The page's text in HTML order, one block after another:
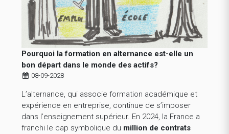
Pourquoi la formation en alternance est-elle un
bon départ dans le monde des actifs?
08-09-2028
L’alternance, qui associe formation académique et
expérience en entreprise, continue de s’imposer
dans l’enseignement supérieur. En 2024, la France a
franchi le cap symbolique du million de contrats